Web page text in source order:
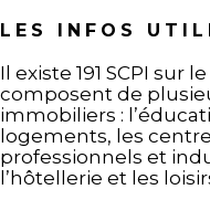
LES INFOS
Il existe 191 SCPI sur
composent de
immobiliers :
logements, les
professionnels et
l’hôtellerie et les